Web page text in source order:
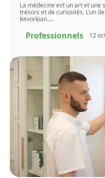
La médecine est un art et une
trésors et de curiosités. L’un
Kevorkian.…
Professionnels 12